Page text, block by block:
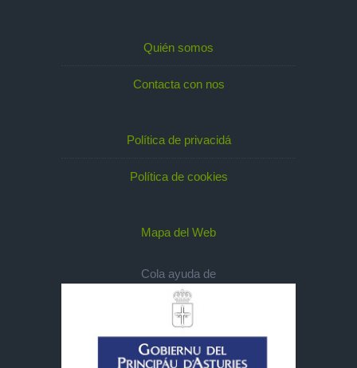
Quién somos
Contacta con nos
Política de privacidá
Política de cookies
Mapa del Web
Cola ayuda de